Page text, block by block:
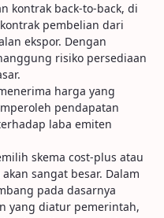
kontrak back-to-back, di
pembelian dari
ekspor. Dengan
risiko persediaan
harga yang
pendapatan
laba emiten
skema cost-plus atau
sangat besar. Dalam
pada dasarnya
yang diatur pemerintah,